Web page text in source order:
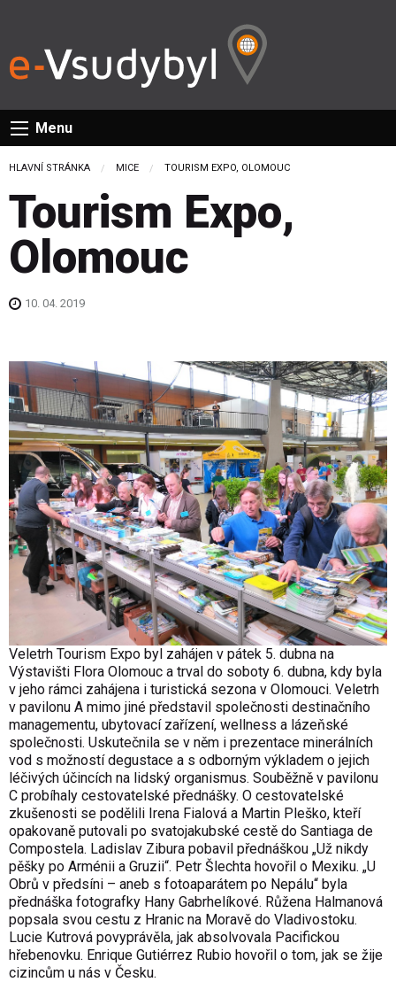
Menu
HLAVNÍ STRÁNKA MICE CURRENT:
TOURISM EXPO, OLOMOUC
Tourism Expo,
Olomouc
10. 04. 2019
Veletrh Tourism Expo byl zahájen v pátek 5. dubna na
Výstavišti Flora Olomouc a trval do soboty 6. dubna, kdy byla
v jeho rámci zahájena i turistická sezona v Olomouci. Veletrh
v pavilonu A mimo jiné představil společnosti destinačního
managementu, ubytovací zařízení, wellness a lázeňské
společnosti. Uskutečnila se v něm i prezentace minerálních
vod s možností degustace a s odborným výkladem o jejich
léčivých účincích na lidský organismus. Souběžně v pavilonu
C probíhaly cestovatelské přednášky. O cestovatelské
zkušenosti se podělili Irena Fialová a Martin Pleško, kteří
opakovaně putovali po svatojakubské cestě do Santiaga de
Compostela. Ladislav Zibura pobavil přednáškou „Už nikdy
pěšky po Arménii a Gruzii“. Petr Šlechta hovořil o Mexiku. „U
Obrů v předsíni – aneb s fotoaparátem po Nepálu“ byla
přednáška fotografky Hany Gabrhelíkové. Růžena Halmanová
popsala svou cestu z Hranic na Moravě do Vladivostoku.
Lucie Kutrová povyprávěla, jak absolvovala Pacifickou
hřebenovku. Enrique Gutiérrez Rubio hovořil o tom, jak se žije
cizincům u nás v Česku.